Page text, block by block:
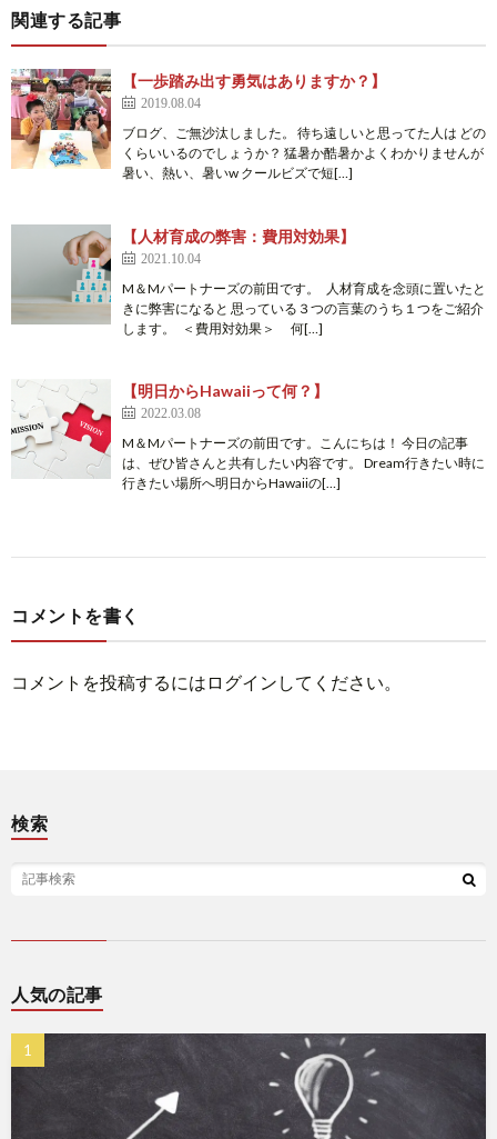
関連する記事
【一歩踏み出す勇気はありますか？】
2019.08.04
ブログ、ご無沙汰しました。 待ち遠しいと思ってた人は どの
くらいいるのでしょうか？ 猛暑か酷暑かよくわかりませんが
暑い、熱い、暑いw クールビズで短[…]
【人材育成の弊害：費用対効果】
2021.10.04
M＆Mパートナーズの前田です。 人材育成を念頭に置いたと
きに弊害になると 思っている３つの言葉のうち１つをご紹介
します。 ＜費用対効果＞ 何[…]
【明日からHawaiiって何？】
2022.03.08
M＆Mパートナーズの前田です。こんにちは！ 今日の記事
は、ぜひ皆さんと共有したい内容です。 Dream行きたい時に
行きたい場所へ明日からHawaiiの[…]
コメントを書く
コメントを投稿するには ログイン してください。
検索
人気の記事